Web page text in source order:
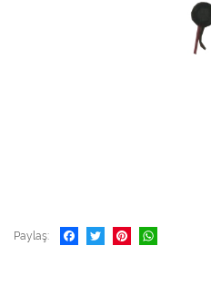
Paylaş